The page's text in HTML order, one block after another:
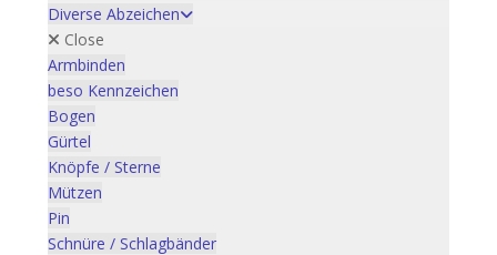
Diverse Abzeichen
Close
Armbinden
beso Kennzeichen
Bogen
Gürtel
Knöpfe / Sterne
Mützen
Pin
Schnüre / Schlagbänder